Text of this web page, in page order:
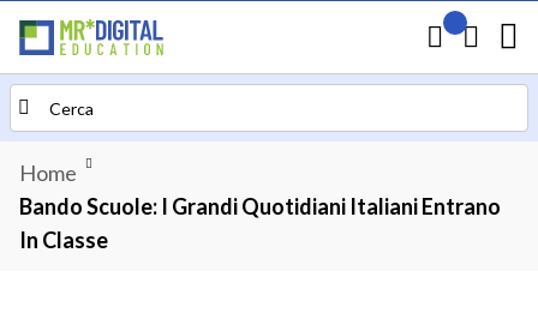
Carrello
Il mio
Search
Home
Bando Scuole: I Grandi Quotidiani Italiani Entrano
In Classe